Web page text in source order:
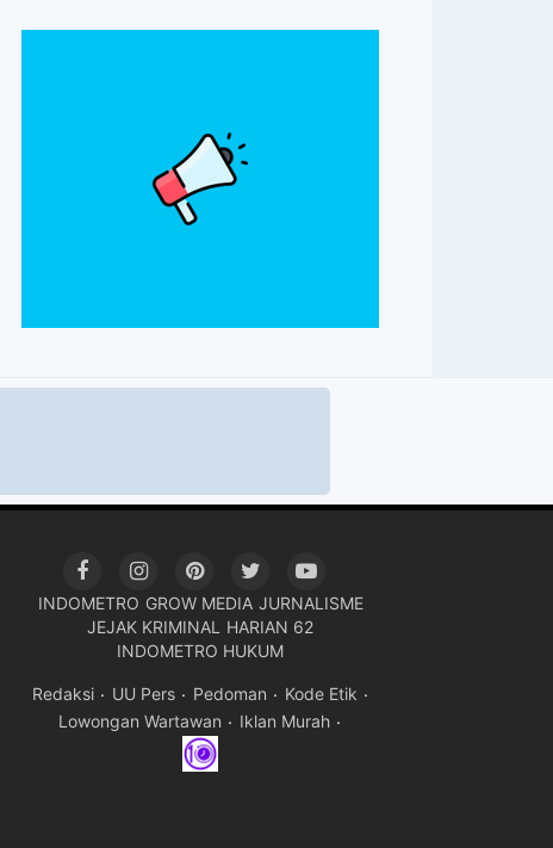
INDOMETRO GROW MEDIA JURNALISME
JEJAK KRIMINAL
HARIAN 62
INDOMETRO HUKUM
Redaksi UU Pers Pedoman
Kode Etik
Lowongan Wartawan
Iklan Murah